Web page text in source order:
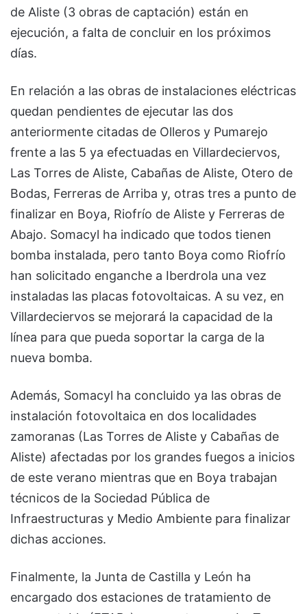
de Aliste (3 obras de captación) están en
ejecución, a falta de concluir en los próximos
días.
En relación a las obras de instalaciones eléctricas
quedan pendientes de ejecutar las dos
anteriormente citadas de Olleros y Pumarejo
frente a las 5 ya efectuadas en Villardeciervos,
Las Torres de Aliste, Cabañas de Aliste, Otero de
Bodas, Ferreras de Arriba y, otras tres a punto de
finalizar en Boya, Riofrío de Aliste y Ferreras de
Abajo. Somacyl ha indicado que todos tienen
bomba instalada, pero tanto Boya como Riofrío
han solicitado enganche a Iberdrola una vez
instaladas las placas fotovoltaicas. A su vez, en
Villardeciervos se mejorará la capacidad de la
línea para que pueda soportar la carga de la
nueva bomba.
Además, Somacyl ha concluido ya las obras de
instalación fotovoltaica en dos localidades
zamoranas (Las Torres de Aliste y Cabañas de
Aliste) afectadas por los grandes fuegos a inicios
de este verano mientras que en Boya trabajan
técnicos de la Sociedad Pública de
Infraestructuras y Medio Ambiente para finalizar
dichas acciones.
Finalmente, la Junta de Castilla y León ha
encargado dos estaciones de tratamiento de